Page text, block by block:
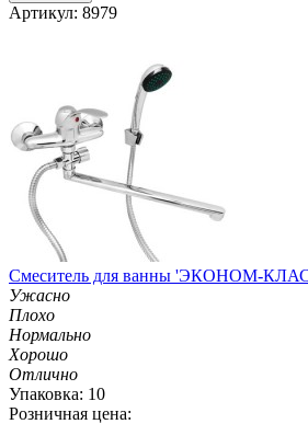
Артикул: 8979
Смеситель для ванны 'ЭКОНОМ-
Ужасно
Плохо
Нормально
Хорошо
Отлично
Упаковка: 10
Розничная цена: